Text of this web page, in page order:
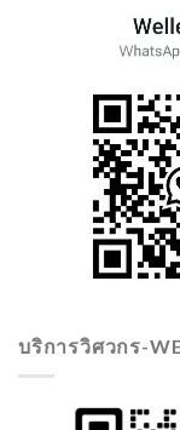
บริการวิศวกร-